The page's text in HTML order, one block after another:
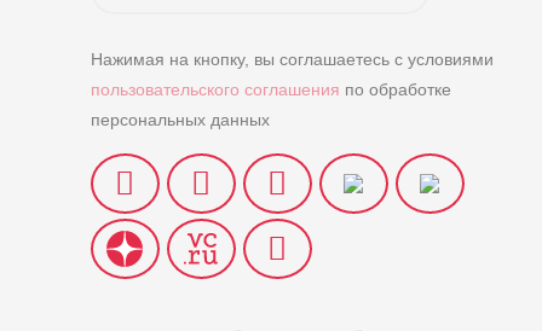
Нажимая на кнопку, вы соглашаетесь с условиями
пользовательского соглашения по обработке
персональных данных